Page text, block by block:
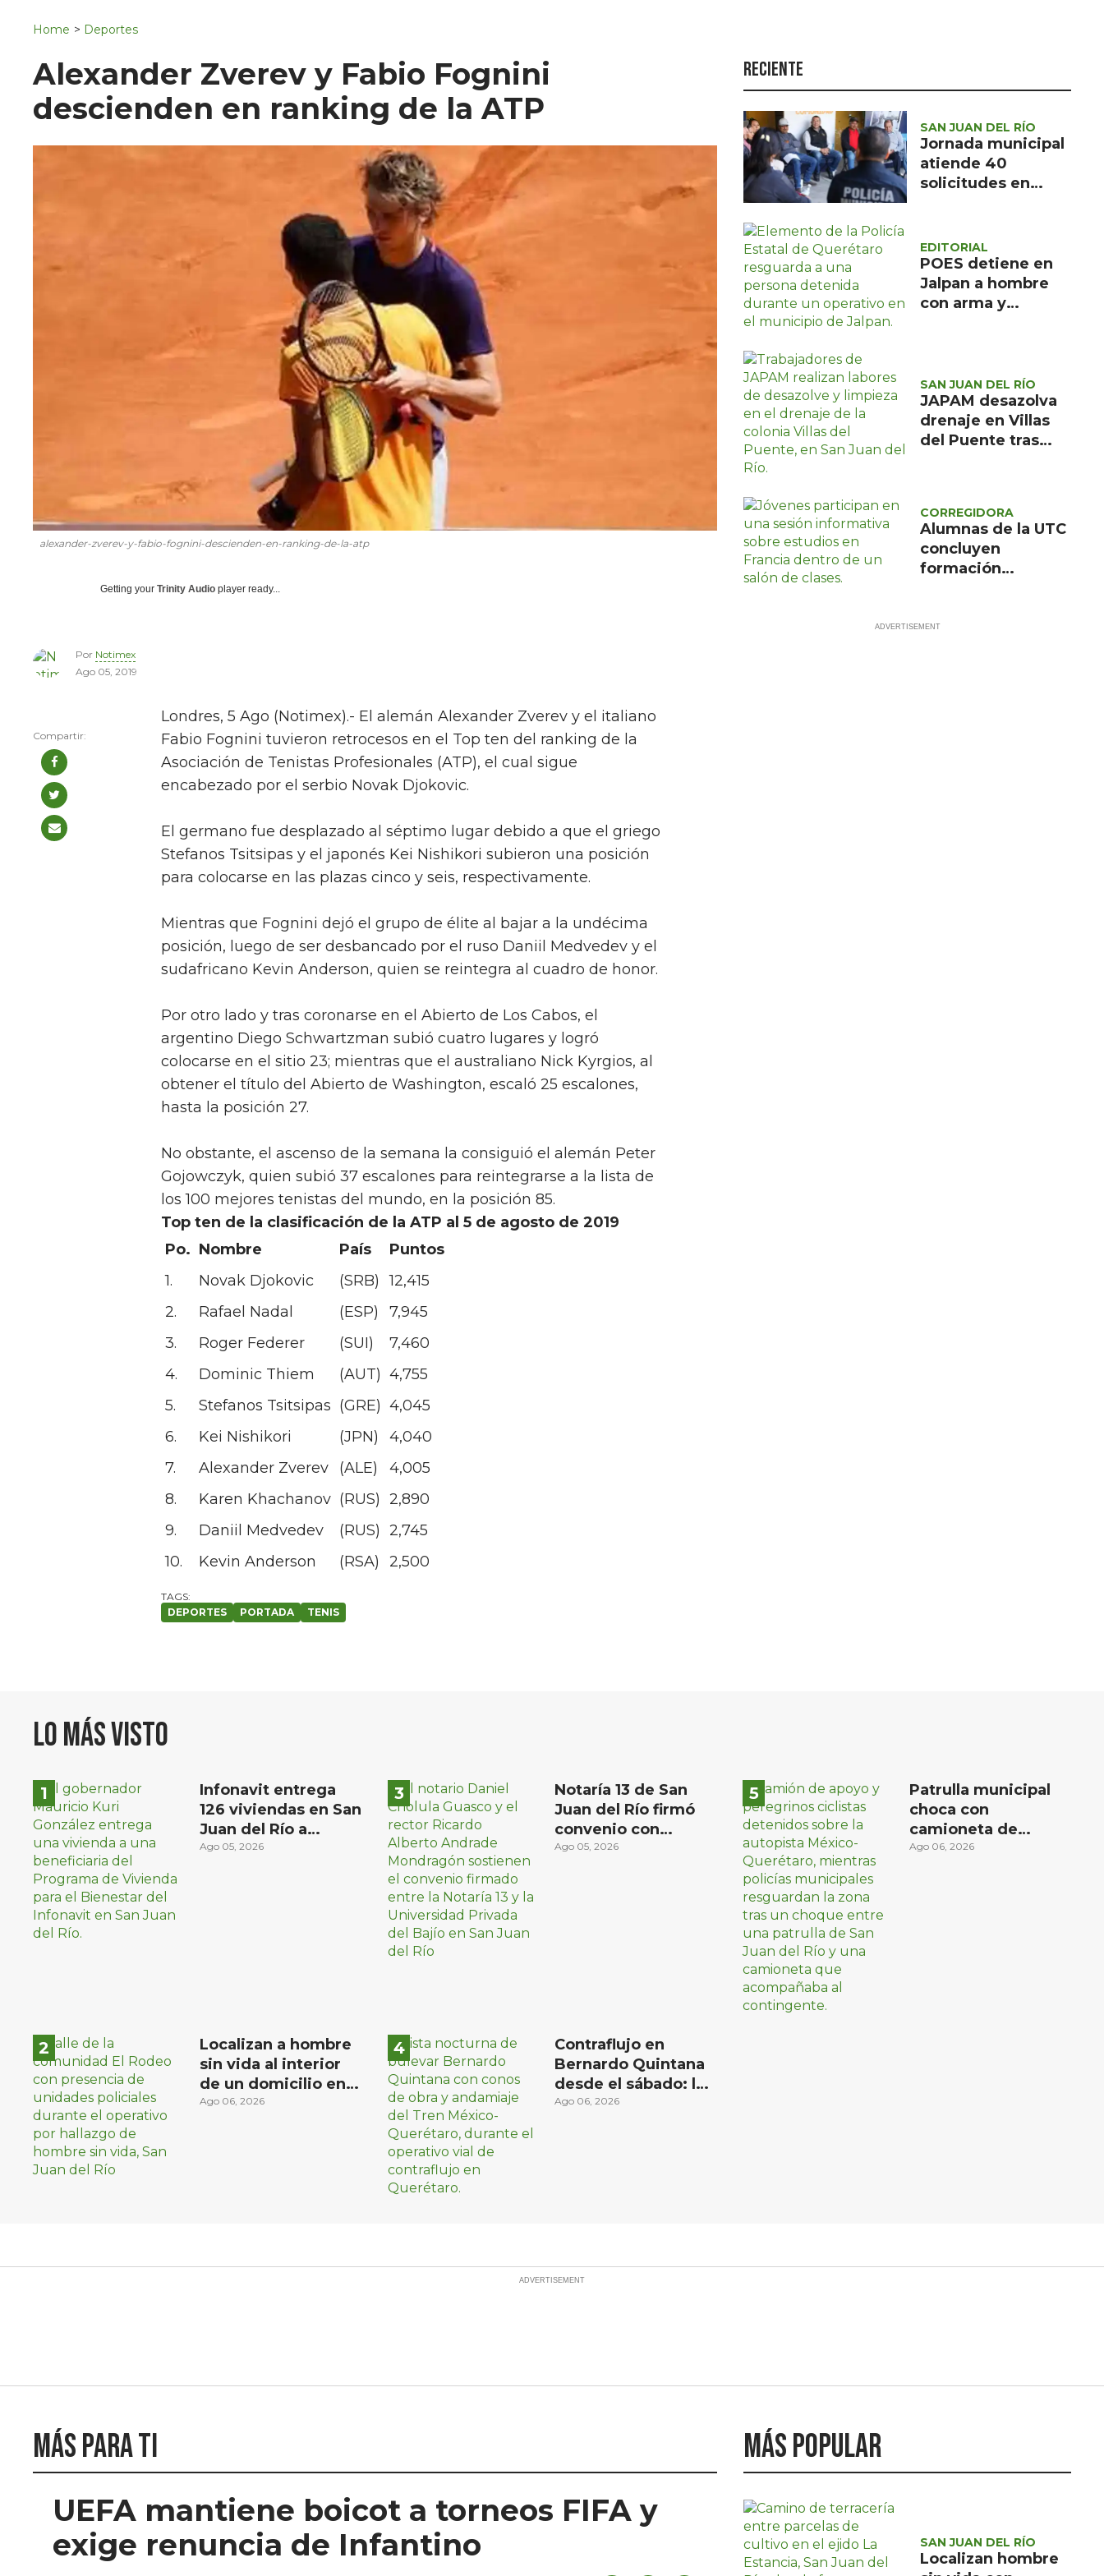
Política
Turismo
Asuntos Sociales
Estilo de vida
Home > Deportes
Alexander Zverev y Fabio Fognini
descienden en ranking de la ATP
alexander-zverev-y-fabio-fognini-descienden-en-ranking-de-la-atp
Getting your Trinity Audio player ready...
Por Notimex
Ago 05, 2019
Londres, 5 Ago (Notimex).- El alemán Alexander Zverev y el italiano
Fabio Fognini tuvieron retrocesos en el Top ten del ranking de la
Asociación de Tenistas Profesionales (ATP), el cual sigue
encabezado por el serbio Novak Djokovic.
El germano fue desplazado al séptimo lugar debido a que el griego
Stefanos Tsitsipas y el japonés Kei Nishikori subieron una posición
para colocarse en las plazas cinco y seis, respectivamente.
Mientras que Fognini dejó el grupo de élite al bajar a la undécima
posición, luego de ser desbancado por el ruso Daniil Medvedev y el
sudafricano Kevin Anderson, quien se reintegra al cuadro de honor.
Por otro lado y tras coronarse en el Abierto de Los Cabos, el
argentino Diego Schwartzman subió cuatro lugares y logró
colocarse en el sitio 23; mientras que el australiano Nick Kyrgios, al
obtener el título del Abierto de Washington, escaló 25 escalones,
hasta la posición 27.
No obstante, el ascenso de la semana la consiguió el alemán Peter
Gojowczyk, quien subió 37 escalones para reintegrarse a la lista de
los 100 mejores tenistas del mundo, en la posición 85.
Top ten de la clasificación de la ATP al 5 de agosto de 2019
Po. Nombre País
Puntos
1.
Novak Djokovic (SRB)
12,415
2.
Rafael Nadal (ESP)
7,945
3.
Roger Federer (SUI)
7,460
4.
Dominic Thiem (AUT) 4,755
5.
Stefanos Tsitsipas (GRE) 4,045
6.
Kei Nishikori (JPN)
4,040
7.
Alexander Zverev (ALE)
4,005
8.
Karen Khachanov (RUS) 2,890
9.
Daniil Medvedev (RUS) 2,745
10.
Kevin Anderson (RSA) 2,500
DEPORTES PORTADA TENIS
Reciente
SAN JUAN DEL RÍO
Jornada municipal
atiende 40
solicitudes en
EDITORIAL
POES detiene en
Jalpan a hombre
con arma y
SAN JUAN DEL RÍO
JAPAM desazolva
drenaje en Villas
del Puente tras
CORREGIDORA
Alumnas de la UTC
concluyen
formación
Lo más visto
Infonavit entrega
126 viviendas en San
Juan del Río a
familias de bajos
Ago 05, 2026
Localizan a hombre
sin vida al interior
de un domicilio en
la comunidad El
Ago 06, 2026
Notaría 13 de San
Juan del Río firmó
convenio con
Universidad Privada
Ago 05, 2026
Contraflujo en
Bernardo Quintana
desde el sábado: la
etapa más compleja
Ago 06, 2026
Patrulla municipal
choca con
camioneta de
peregrinos ciclistas
Ago 06, 2026
Más para ti
UEFA mantiene boicot a torneos FIFA y
exige renuncia de Infantino
Más popular
SAN JUAN DEL RÍO
Localizan hombre